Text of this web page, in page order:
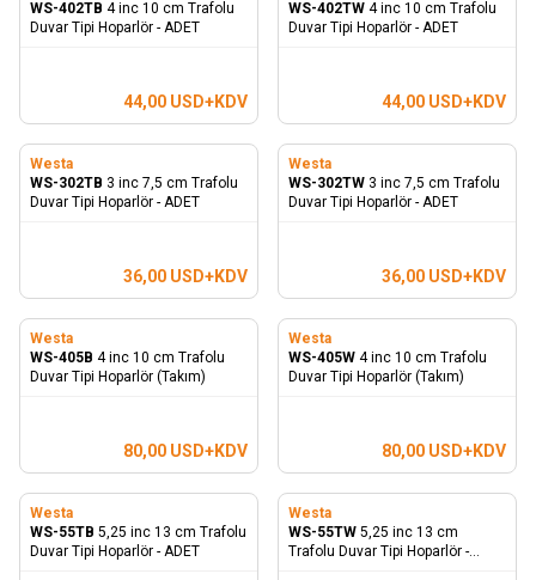
WS-402TB 4 inc 10 cm Trafolu
Duvar Tipi Hoparlör - ADET
44,00 USD+KDV
WS-402TW 4 inc 10 cm Trafolu
Duvar Tipi Hoparlör - ADET
44,00 USD+KDV
Westa
WS-302TB 3 inc 7,5 cm Trafolu
Duvar Tipi Hoparlör - ADET
36,00 USD+KDV
Westa
WS-302TW 3 inc 7,5 cm Trafolu
Duvar Tipi Hoparlör - ADET
36,00 USD+KDV
Westa
WS-405B 4 inc 10 cm Trafolu
Duvar Tipi Hoparlör (Takım)
80,00 USD+KDV
Westa
WS-405W 4 inc 10 cm Trafolu
Duvar Tipi Hoparlör (Takım)
80,00 USD+KDV
Westa
WS-55TB 5,25 inc 13 cm Trafolu
Duvar Tipi Hoparlör - ADET
Westa
WS-55TW 5,25 inc 13 cm
Trafolu Duvar Tipi Hoparlör -